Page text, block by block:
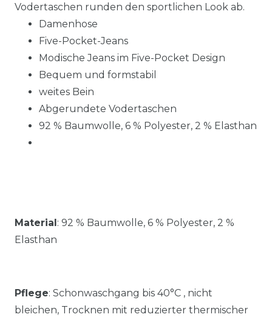
Vodertaschen runden den sportlichen Look ab.
Damenhose
Five-Pocket-Jeans
Modische Jeans im Five-Pocket Design
Bequem und formstabil
weites Bein
Abgerundete Vodertaschen
92 % Baumwolle, 6 % Polyester, 2 % Elasthan
Material: 92 % Baumwolle, 6 % Polyester, 2 %
Elasthan
Pflege: Schonwaschgang bis 40°C , nicht
bleichen, Trocknen mit reduzierter thermischer